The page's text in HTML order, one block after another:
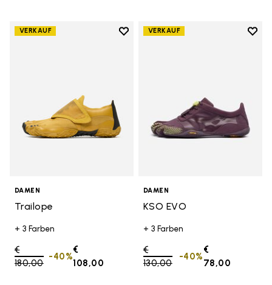
VERKAUF
Add to wishlist
DAMEN
Trailope
+ 3 Farben
Price reduced from
€
180,00to
€
108,00
-40%
VERKAUF
Add
DAMEN
KSO EVO
+ 3 Farben
Price reduced from
€
130,00to
€
78,00
-40%